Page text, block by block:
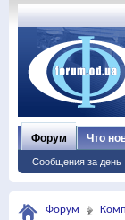
Форум
Сообщения за день
Что
Форум